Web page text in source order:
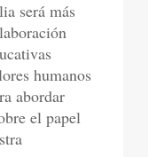
será más
humanos
abordar
el papel